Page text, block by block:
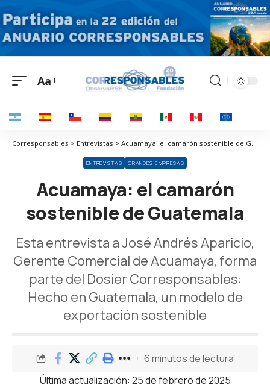
Aa
Corresponsables > Entrevistas > Acuamaya: el camarón sostenible de Guatemala
ENTREVISTAS GRANDES EMPRESAS
Acuamaya: el camarón
sostenible de Guatemala
Esta entrevista a José Andrés Aparicio,
Gerente Comercial de Acuamaya, forma
parte del Dosier Corresponsables:
Hecho en Guatemala, un modelo de
exportación sostenible
Última actualización: 25 de febrero de 2025
6 minutos de lectura